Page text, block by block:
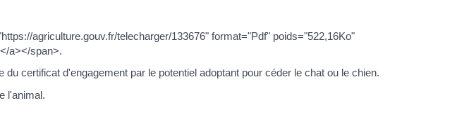
agriculture.gouv.fr/telecharger/133676" format="Pdf" poids="522,16Ko"
a></span>.
certificat d'engagement par le potentiel adoptant pour céder le chat ou le chien.
l'animal.